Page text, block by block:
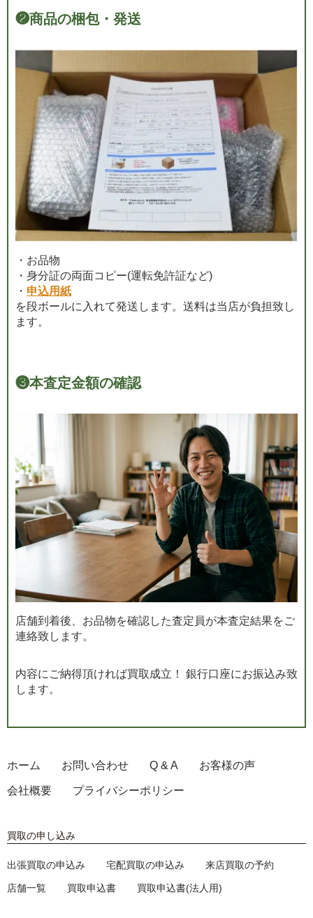
❷商品の梱包・発送
・お品物
・身分証の両面コピー(運転免許証など)
・ 申込用紙
を段ボールに入れて発送します。送料は当店が負担致し
ます。
❸本査定金額の確認
店舗到着後、お品物を確認した査定員が本査定結果をご
連絡致します。
内容にご納得頂ければ買取成立！ 銀行口座にお振込み致
します。
ホーム お問い合わせ Q & A お客様の声
会社概要 プライバシーポリシー
買取の申し込み
出張買取の申込み 宅配買取の申込み 来店買取の予約
店舗一覧 買取申込書 買取申込書(法人用)